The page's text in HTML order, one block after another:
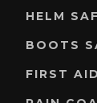
HELM
BOOTS
FIRST